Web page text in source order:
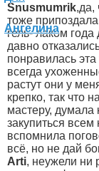
Snusmumrik,да,
тоже
гель- лаком
давно
понравилась
всегда
растут они у
крепко, так что
мастеру, думала
закупиться
вспомнила
всё, но не дай
Arti, неужели ни